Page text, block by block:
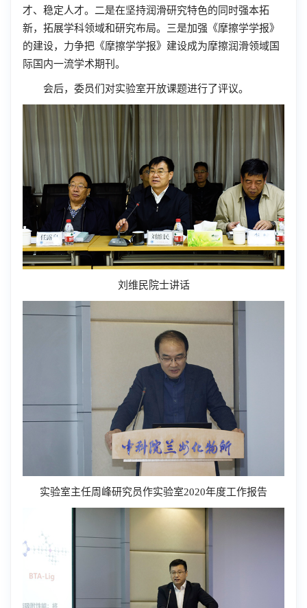
才、稳定人才。二是在坚持润滑研究特色的同时强本拓
新，拓展学科领域和研究布局。三是加强《摩擦学学报》
的建设，力争把《摩擦学学报》建设成为摩擦润滑领域国
际国内一流学术期刊。
会后，委员们对实验室开放课题进行了评议。
刘维民院士讲话
实验室主任周峰研究员作实验室2020年度工作报告